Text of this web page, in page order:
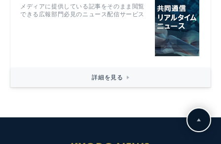
メディアに提供している記事をそのまま閲覧
できる広報部門必見のニュース配信サービス
詳細を見る